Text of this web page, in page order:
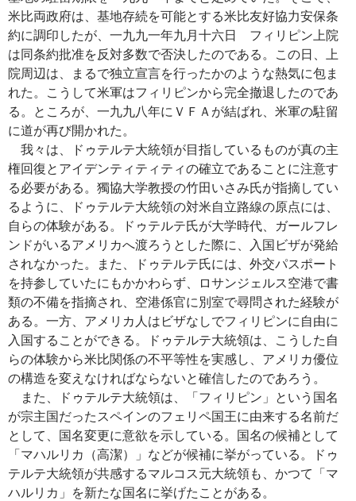
米比両政府は、基地存続を可能とする米比友好協力安保条
約に調印したが、一九九一年九月十六日 フィリピン上院
は同条約批准を反対多数で否決したのである。この日、上
院周辺は、まるで独立宣言を行ったかのような熱気に包ま
れた。こうして米軍はフィリピンから完全撤退したのであ
る。ところが、一九九八年にＶＦＡが結ばれ、米軍の駐留
に道が再び開かれた。
我々は、ドゥテルテ大統領が目指しているものが真の主
権回復とアイデンティティティの確立であることに注意す
る必要がある。獨協大学教授の竹田いさみ氏が指摘してい
るように、ドゥテルテ大統領の対米自立路線の原点には、
自らの体験がある。ドゥテルテ氏が大学時代、ガールフレ
ンドがいるアメリカへ渡ろうとした際に、入国ビザが発給
されなかった。また、ドゥテルテ氏には、外交パスポート
を持参していたにもかかわらず、ロサンジェルス空港で書
類の不備を指摘され、空港係官に別室で尋問された経験が
ある。一方、アメリカ人はビザなしでフィリピンに自由に
入国することができる。ドゥテルテ大統領は、こうした自
らの体験から米比関係の不平等性を実感し、アメリカ優位
の構造を変えなければならないと確信したのであろう。
また、ドゥテルテ大統領は、「フィリピン」という国名
が宗主国だったスペインのフェリペ国王に由来する名前だ
として、国名変更に意欲を示している。国名の候補として
「マハルリカ（高潔）」などが候補に挙がっている。ドゥ
テルテ大統領が共感するマルコス元大統領も、かつて「マ
ハルリカ」を新たな国名に挙げたことがある。